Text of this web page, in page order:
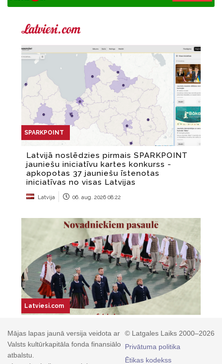
© Latgales Laiks 2000–2026
Privātuma politika
Ētikas kodekss
Mājas lapas jaunā versija veidota ar
Valsts kultūrkapitāla fonda finansiālo
atbalstu.